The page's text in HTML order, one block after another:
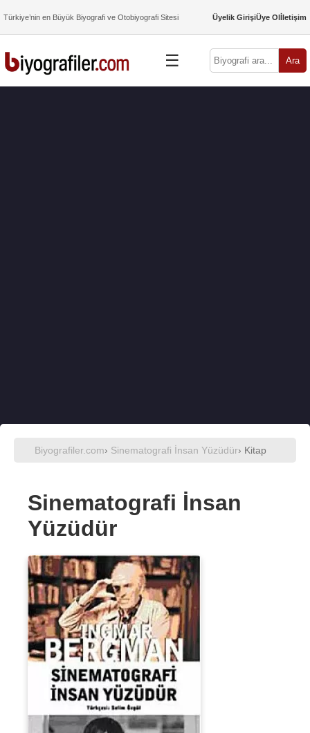
Türkiye’nin en Büyük Biyografi ve Otobiyografi Sitesi Üyelik GirişiÜye Olİletişim
☰ Ara
Biyografiler.com› Sinematografi İnsan Yüzüdür› Kitap
Sinematografi İnsan
Yüzüdür